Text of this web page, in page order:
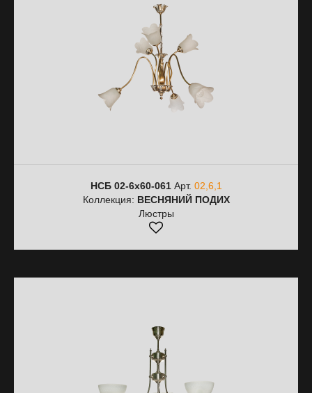
НСБ 02-6х60-061Арт. 02,6,1
Коллекция: ВЕСНЯНИЙ ПОДИХ
Люстры